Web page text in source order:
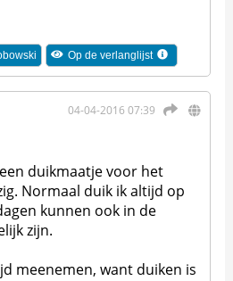
Op de verlanglijst
04-04-2016 07:39
duikmaatje voor het
Normaal duik ik altijd op
kunnen ook in de
zijn.
meenemen, want duiken is